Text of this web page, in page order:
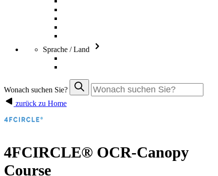
Sprache / Land
Wonach suchen Sie?
zurück zu Home
4FCIRCLE® OCR-Canopy
Course